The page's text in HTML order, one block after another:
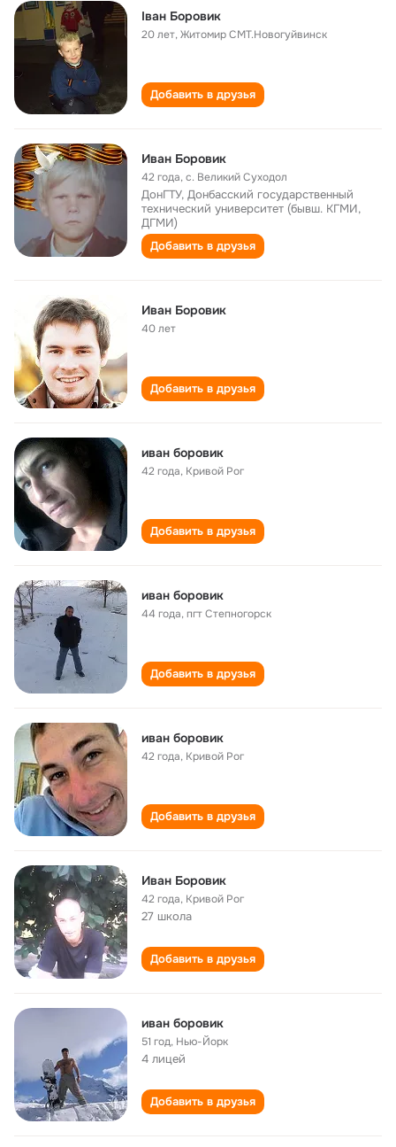
Іван Боровик
20 лет,Житомир СМТ.Новогуйвинск
Добавить в друзья
Иван Боровик
42 года,с. Великий Суходол
ДонГТУ, Донбасский государственный
технический университет (бывш. КГМИ,
ДГМИ)
Добавить в друзья
Иван Боровик
40 лет
Добавить в друзья
иван боровик
42 года, Кривой Рог
Добавить в друзья
иван боровик
44 года,пгт Степногорск
Добавить в друзья
иван боровик
42 года, Кривой Рог
Добавить в друзья
Иван Боровик
42 года, Кривой Рог
27 школа
Добавить в друзья
иван боровик
51 год, Нью-Йорк
4 лицей
Добавить в друзья